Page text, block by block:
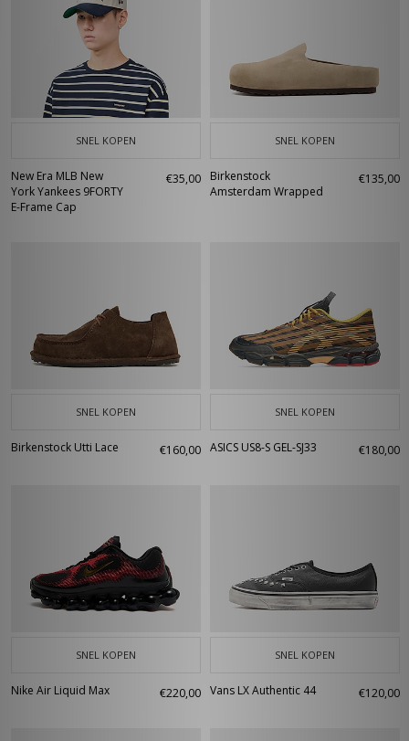
SNEL KOPEN
New Era MLB New
York Yankees 9FORTY
E-Frame Cap
€35,00
SNEL KOPEN
Birkenstock
Amsterdam Wrapped
€135,00
SNEL KOPEN
Birkenstock Utti Lace €160,00
SNEL KOPEN
ASICS US8-S GEL-SJ33 €180,00
SNEL KOPEN
Nike Air Liquid Max €220,00
SNEL KOPEN
Vans LX Authentic 44 €120,00